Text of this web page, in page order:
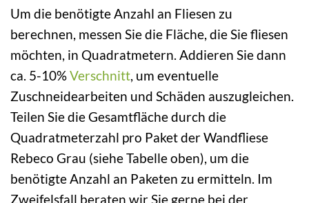
Um die benötigte Anzahl an Fliesen zu
berechnen, messen Sie die Fläche, die Sie fliesen
möchten, in Quadratmetern. Addieren Sie dann
ca. 5-10%Verschnitt, um eventuelle
Zuschneidearbeiten und Schäden auszugleichen.
Teilen Sie die Gesamtfläche durch die
Quadratmeterzahl pro Paket der Wandfliese
Rebeco Grau (siehe Tabelle oben), um die
benötigte Anzahl an Paketen zu ermitteln. Im
Zweifelsfall beraten wir Sie gerne bei der